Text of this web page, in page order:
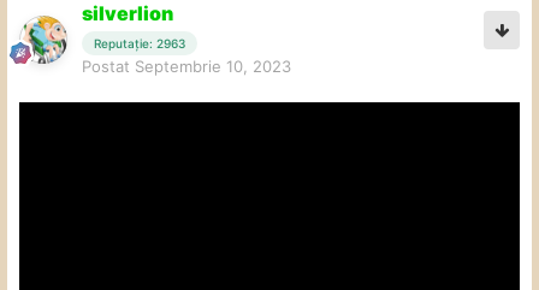
silverlion
Reputație: 2963
Postat Septembrie 10, 2023